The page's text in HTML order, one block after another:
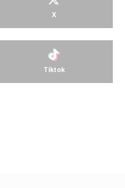
X
Tiktok